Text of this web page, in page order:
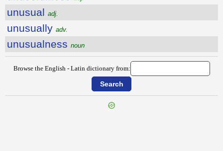
unusual adj.
unusually adv.
unusualness noun
Browse the English - Latin dictionary from: